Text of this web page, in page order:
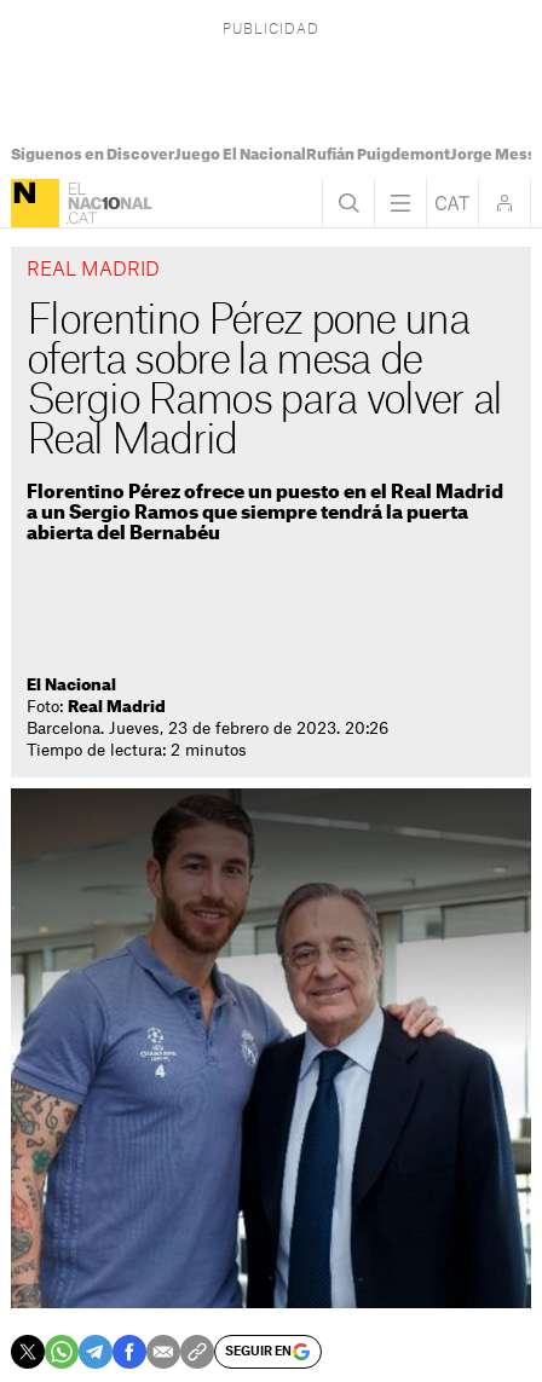
Síguenos en DiscoverJuego El Nacional Rufián PuigdemontJorge Messi
REAL MADRID
Florentino Pérez pone una
oferta sobre la mesa de
Sergio Ramos para volver al
Real Madrid
Florentino Pérez ofrece un puesto en el Real Madrid
a un Sergio Ramos que siempre tendrá la puerta
abierta del Bernabéu
El Nacional
Foto: Real Madrid
Barcelona. Jueves, 23 de febrero de 2023. 20:26
Tiempo de lectura: 2 minutos
SEGUIR EN